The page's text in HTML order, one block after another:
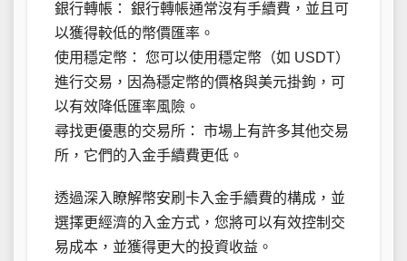
銀行轉帳： 銀行轉帳通常沒有手續費，並且可
以獲得較低的幣價匯率。
使用穩定幣： 您可以使用穩定幣（如 USDT）
進行交易，因為穩定幣的價格與美元掛鉤，可
以有效降低匯率風險。
尋找更優惠的交易所： 市場上有許多其他交易
所，它們的入金手續費更低。
透過深入瞭解幣安刷卡入金手續費的構成，並
選擇更經濟的入金方式，您將可以有效控制交
易成本，並獲得更大的投資收益。